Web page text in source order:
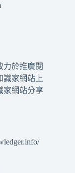
力於推廣閱
識家網站上
家網站分享